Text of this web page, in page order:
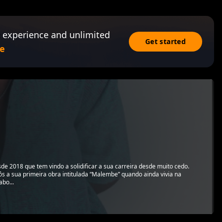
and unlimited
Get started
2018 que tem vindo a solidificar a sua carreira desde muito cedo.
a sua primeira obra intitulada “Malembe” quando ainda vivia na